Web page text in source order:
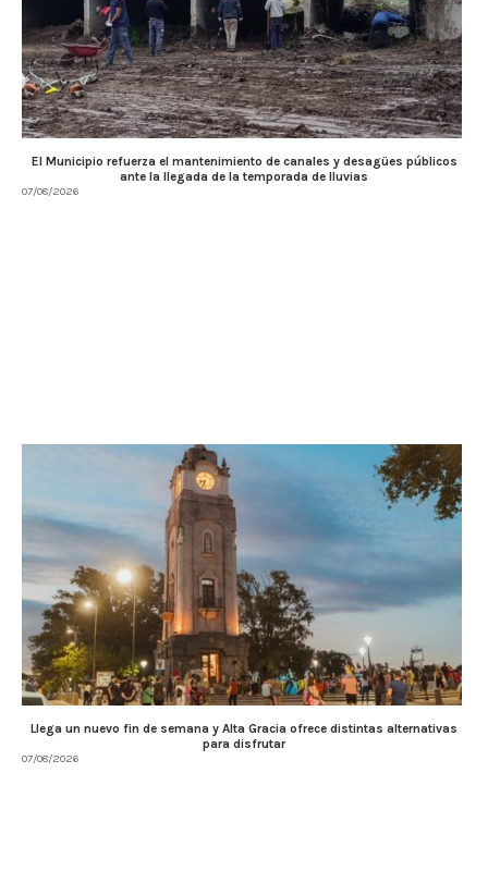
El Municipio refuerza el mantenimiento de canales y desagües públicos
ante la llegada de la temporada de lluvias
07/08/2026
Llega un nuevo fin de semana y Alta Gracia ofrece distintas alternativas
para disfrutar
07/08/2026